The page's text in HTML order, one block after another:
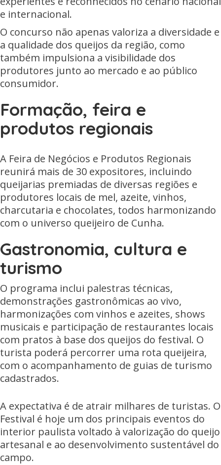
e internacional.
O concurso não apenas valoriza a diversidade e
a qualidade dos queijos da região, como
também impulsiona a visibilidade dos
produtores junto ao mercado e ao público
consumidor.
Formação, feira e
produtos regionais
A Feira de Negócios e Produtos Regionais
reunirá mais de 30 expositores, incluindo
queijarias premiadas de diversas regiões e
produtores locais de mel, azeite, vinhos,
charcutaria e chocolates, todos harmonizando
com o universo queijeiro de Cunha.
Gastronomia, cultura e
turismo
O programa inclui palestras técnicas,
demonstrações gastronômicas ao vivo,
harmonizações com vinhos e azeites, shows
musicais e participação de restaurantes locais
com pratos à base dos queijos do festival. O
turista poderá percorrer uma rota queijeira,
com o acompanhamento de guias de turismo
cadastrados.
A expectativa é de atrair milhares de turistas. O
Festival é hoje um dos principais eventos do
interior paulista voltado à valorização do queijo
artesanal e ao desenvolvimento sustentável do
campo.